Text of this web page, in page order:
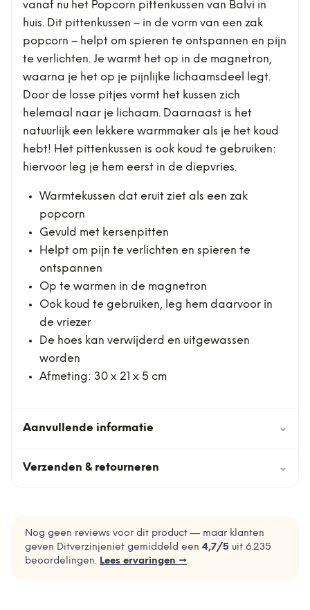
vanaf nu het Popcorn pittenkussen van Balvi in
huis. Dit pittenkussen – in de vorm van een zak
popcorn – helpt om spieren te ontspannen en pijn
te verlichten. Je warmt het op in de magnetron,
waarna je het op je pijnlijke lichaamsdeel legt.
Door de losse pitjes vormt het kussen zich
helemaal naar je lichaam. Daarnaast is het
natuurlijk een lekkere warmmaker als je het koud
hebt! Het pittenkussen is ook koud te gebruiken:
hiervoor leg je hem eerst in de diepvries.
Warmtekussen dat eruit ziet als een zak
popcorn
Gevuld met kersenpitten
Helpt om pijn te verlichten en spieren te
ontspannen
Op te warmen in de magnetron
Ook koud te gebruiken, leg hem daarvoor in
de vriezer
De hoes kan verwijderd en uitgewassen
worden
Afmeting: 30 x 21 x 5 cm
Aanvullende informatie ⌄
Verzenden & retourneren ⌄
Nog geen reviews voor dit product — maar klanten
geven Ditverzinjeniet gemiddeld een 4,7/5 uit 6.235
beoordelingen. Lees ervaringen →